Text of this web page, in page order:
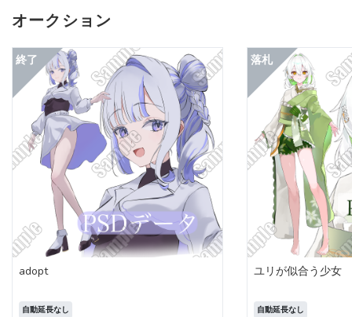
オークション
adopt
自動延長なし
ユリが似合う少女
自動延長なし